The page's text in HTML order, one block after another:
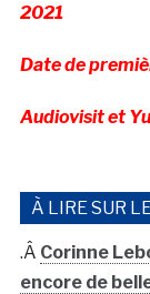
2021
Date de
Audiovisit et
À LIRE SUR
.Â Corinne
encore de